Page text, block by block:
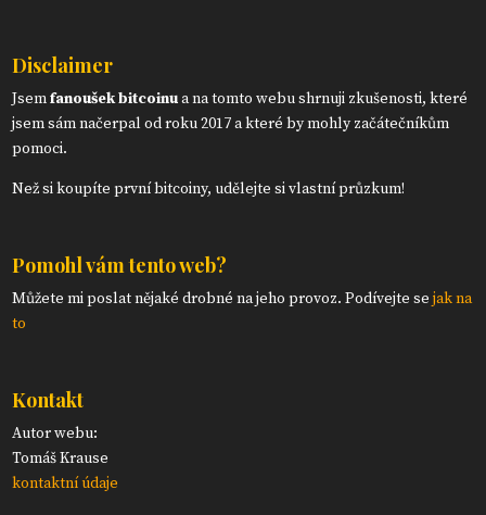
Disclaimer
Jsemfanoušek bitcoinua na tomto webu shrnuji zkušenosti, které
jsem sám načerpal od roku 2017 a které by mohly začátečníkům
pomoci.
Než si koupíte první bitcoiny, udělejte si vlastní průzkum!
Pomohl vám tento web?
Můžete mi poslat nějaké drobné na jeho provoz. Podívejte sejak na
to
Kontakt
Autor webu:
Tomáš Krause
kontaktní údaje